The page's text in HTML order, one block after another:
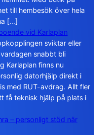
till hembesök över hela
[…]
vid Karlaplan
sviktar eller
snabbt bli
Karlaplan finns nu
datorhjälp direkt i
med RUT-avdrag. Allt fler
få teknisk hjälp på plats i
– personligt stöd när